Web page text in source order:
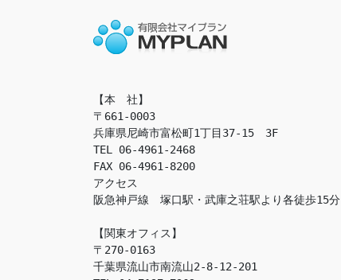
【本　社】
〒661-0003
兵庫県尼崎市富松町1丁目37-15　3F
TEL 06-4961-2468
FAX 06-4961-8200
アクセス
阪急神戸線　塚口駅・武庫之荘駅より各徒歩15分
【関東オフィス】
〒270-0163
千葉県流山市南流山2-8-12-201